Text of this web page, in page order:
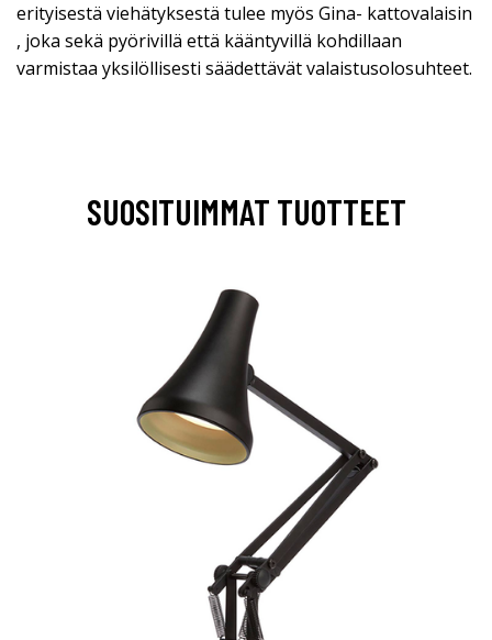
erityisestä viehätyksestä tulee myös Gina- kattovalaisin
, joka sekä pyörivillä että kääntyvillä kohdillaan
varmistaa yksilöllisesti säädettävät valaistusolosuhteet.
SUOSITUIMMAT TUOTTEET